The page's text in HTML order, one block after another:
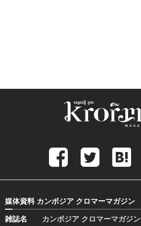
媒体資料 カンボジア クロマーマガジン
雑誌名
カンボジア クロマーマガジン